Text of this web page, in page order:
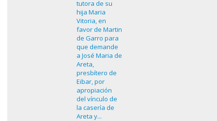
tutora de su
hija Maria
Vitoria, en
favor de Martin
de Garro para
que demande
a José Maria de
Areta,
presbítero de
Eibar, por
apropiación
del vínculo de
la casería de
Areta y...